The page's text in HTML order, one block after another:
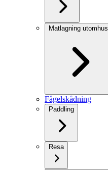
Matlagning utomhus
Fågelskådning
Paddling
Resa